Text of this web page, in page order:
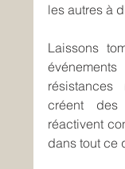
les autres à
Laissons
résistances
créent
réactivent
dans tout ce